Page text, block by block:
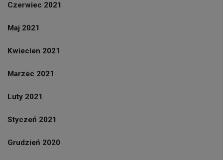
Czerwiec 2021
Maj 2021
Kwiecien 2021
Marzec 2021
Luty 2021
Styczeń 2021
Grudzień 2020